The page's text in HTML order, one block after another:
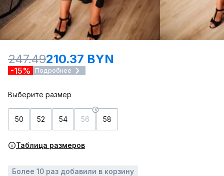
247.49210.37 BYN
-15% Подробнее
Выберите размер
50 52 54 56 58
Таблица размеров
Более 10 раз добавили в корзину